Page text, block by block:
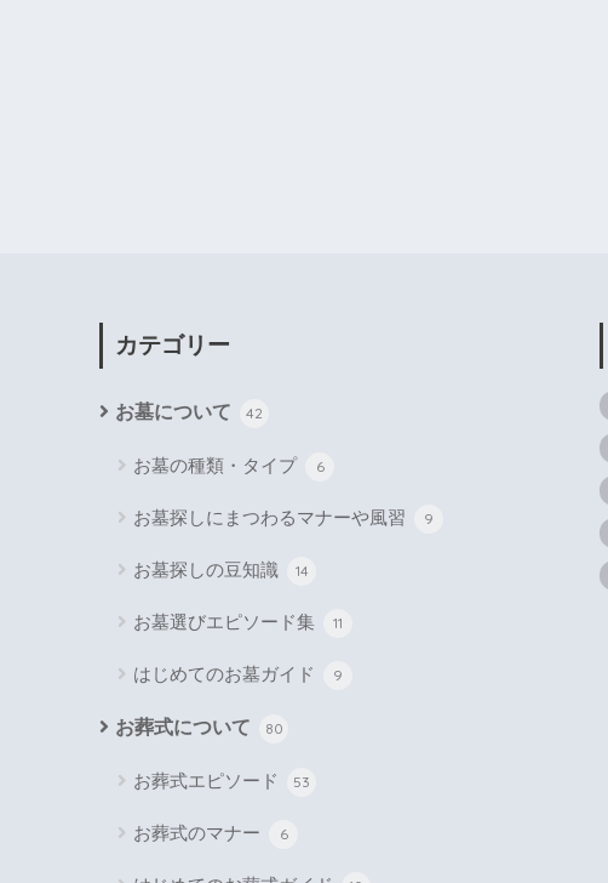
カテゴリー
お墓について 42
お墓の種類・タイプ 6
お墓探しにまつわるマナーや風習 9
お墓探しの豆知識 14
お墓選びエピソード集 11
はじめてのお墓ガイド 9
お葬式について 80
お葬式エピソード 53
お葬式のマナー 6